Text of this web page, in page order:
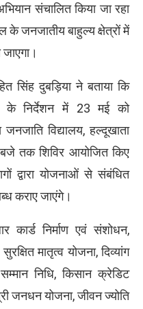
संचालित किया जा रहा
के जनजातीय बाहुल्य क्षेत्रों में
सिंह दुबड़िया ने बताया कि
के निर्देशन में 23 मई को
विद्यालय, हल्दूखाता
तक शिविर आयोजित किए
द्वारा योजनाओं से संबंधित
कराए जाएंगे।
कार्ड निर्माण एवं संशोधन,
मातृत्व योजना, दिव्यांग
निधि, किसान क्रेडिट
जनधन योजना, जीवन ज्योति